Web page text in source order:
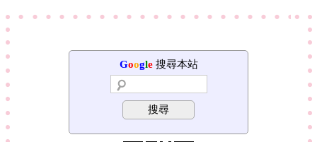
Google搜尋本站
搜尋